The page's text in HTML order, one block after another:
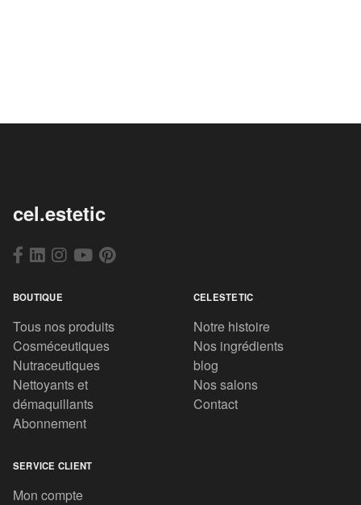
cel.estetic
BOUTIQUE
Tous nos produits
Cosméceutiques
Nutraceutiques
Nettoyants et
démaquillants
Abonnement
CELESTETIC
Notre histoire
Nos ingrédients
blog
Nos salons
Contact
SERVICE CLIENT
Mon compte